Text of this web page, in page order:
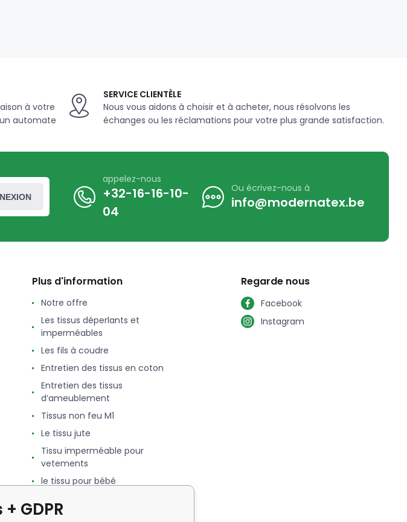
à votre
automate
SERVICE CLIENTÈLE
Nous vous aidons à choisir et à acheter, nous résolvons les
échanges ou les réclamations pour votre plus grande satisfaction.
appelez-nous
+32-16-16-10-
04
Ou écrivez-nous à
info@modernatex.be
Plus d'information
Notre offre
Les tissus déperlants et
imperméables
Les fils à coudre
Entretien des tissus en coton
Entretien des tissus
d’ameublement
Tissus non feu M1
Le tissu jute
Tissu imperméable pour
vetements
le tissu pour bébé
Qu'est-ce que le Simili Cuir ?
Regarde nous
Facebook
Instagram
GDPR